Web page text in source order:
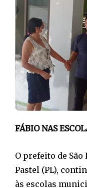
FÁBIO NAS
O prefeito de São
Pastel (PL),
às escolas